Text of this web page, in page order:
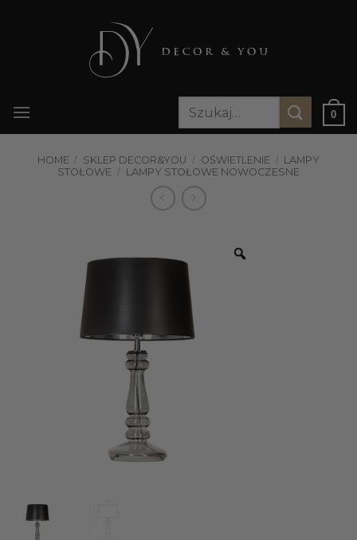
Szukaj:
0
HOME / SKLEP DECOR&YOU / OŚWIETLENIE / LAMPY
STOŁOWE / LAMPY STOŁOWE NOWOCZESNE